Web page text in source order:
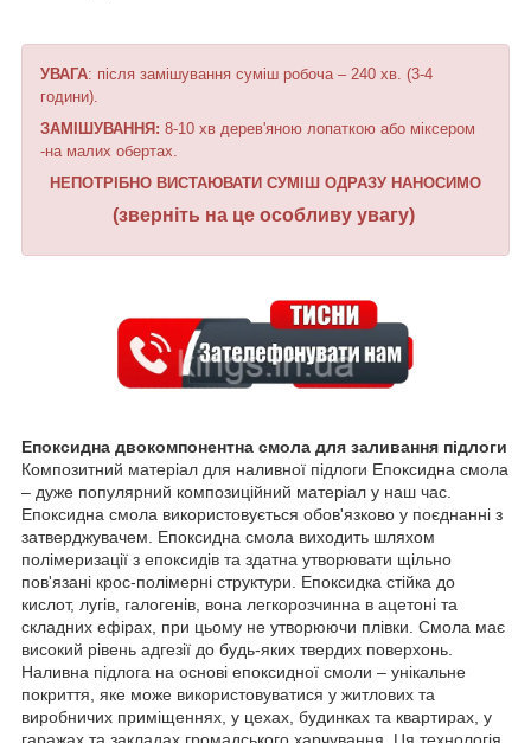
УВАГА: після замішування суміш робоча – 240 хв. (3-4
години).
ЗАМІШУВАННЯ: 8-10 хв дерев'яною лопаткою або міксером
-на малих обертах.
НЕПОТРІБНО ВИСТАЮВАТИ СУМІШ ОДРАЗУ НАНОСИМО
(зверніть на це особливу увагу)
Епоксидна двокомпонентна смола для заливання підлоги
Композитний матеріал для наливної підлоги Епоксидна смола
– дуже популярний композиційний матеріал у наш час.
Епоксидна смола використовується обов'язково у поєднанні з
затверджувачем. Епоксидна смола виходить шляхом
полімеризації з епоксидів та здатна утворювати щільно
пов'язані крос-полімерні структури. Епоксидка стійка до
кислот, лугів, галогенів, вона легкорозчинна в ацетоні та
складних ефірах, при цьому не утворюючи плівки. Смола має
високий рівень адгезії до будь-яких твердих поверхонь.
Наливна підлога на основі епоксидної смоли – унікальне
покриття, яке може використовуватися у житлових та
виробничих приміщеннях, у цехах, будинках та квартирах, у